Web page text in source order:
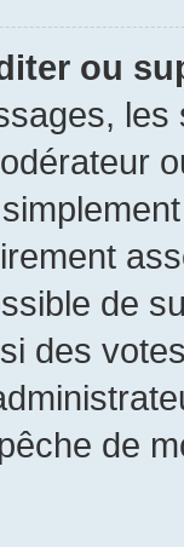
ou
de
des
de